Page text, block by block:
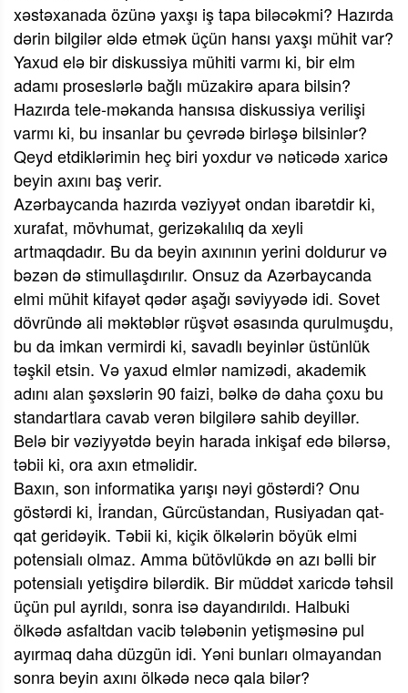
xəstəxanada özünə yaxşı iş tapa biləcəkmi? Hazırda
dərin bilgilər əldə etmək üçün hansı yaxşı mühit var?
Yaxud elə bir diskussiya mühiti varmı ki, bir elm
adamı proseslərlə bağlı müzakirə apara bilsin?
Hazırda tele-məkanda hansısa diskussiya verilişi
varmı ki, bu insanlar bu çevrədə birləşə bilsinlər?
Qeyd etdiklərimin heç biri yoxdur və nəticədə xaricə
beyin axını baş verir.
Azərbaycanda hazırda vəziyyət ondan ibarətdir ki,
xurafat, mövhumat, gerizəkalılıq da xeyli
artmaqdadır. Bu da beyin axınının yerini doldurur və
bəzən də stimullaşdırılır. Onsuz da Azərbaycanda
elmi mühit kifayət qədər aşağı səviyyədə idi. Sovet
dövründə ali məktəblər rüşvət əsasında qurulmuşdu,
bu da imkan vermirdi ki, savadlı beyinlər üstünlük
təşkil etsin. Və yaxud elmlər namizədi, akademik
adını alan şəxslərin 90 faizi, bəlkə də daha çoxu bu
standartlara cavab verən bilgilərə sahib deyillər.
Belə bir vəziyyətdə beyin harada inkişaf edə bilərsə,
təbii ki, ora axın etməlidir.
Baxın, son informatika yarışı nəyi göstərdi? Onu
göstərdi ki, İrandan, Gürcüstandan, Rusiyadan qat-
qat geridəyik. Təbii ki, kiçik ölkələrin böyük elmi
potensialı olmaz. Amma bütövlükdə ən azı bəlli bir
potensialı yetişdirə bilərdik. Bir müddət xaricdə təhsil
üçün pul ayrıldı, sonra isə dayandırıldı. Halbuki
ölkədə asfaltdan vacib tələbənin yetişməsinə pul
ayırmaq daha düzgün idi. Yəni bunları olmayandan
sonra beyin axını ölkədə necə qala bilər?